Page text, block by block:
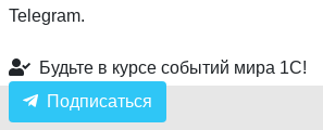
Telegram.
Будьте в курсе событий мира 1С!
Подписаться